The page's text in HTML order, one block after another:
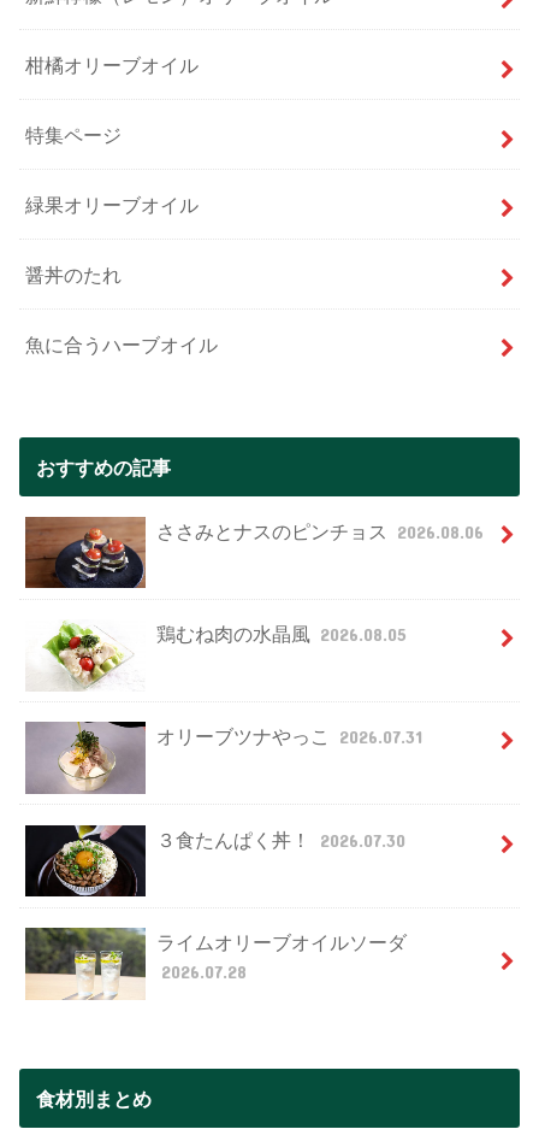
柑橘オリーブオイル
特集ページ
緑果オリーブオイル
醤丼のたれ
魚に合うハーブオイル
おすすめの記事
ささみとナスのピンチョス 2026.08.06
鶏むね肉の水晶風 2026.08.05
オリーブツナやっこ 2026.07.31
３食たんぱく丼！ 2026.07.30
ライムオリーブオイルソーダ
2026.07.28
食材別まとめ